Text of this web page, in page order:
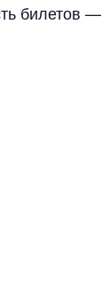
билетов —